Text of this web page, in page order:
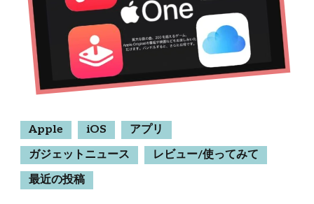
Apple iOS
アプリ
ガジェットニュース
レビュー/使ってみて
最近の投稿